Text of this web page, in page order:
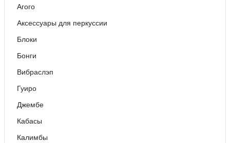
Агого
Аксессуары для перкуссии
Блоки
Бонги
Вибраслэп
Гуиро
Джембе
Кабасы
Калимбы